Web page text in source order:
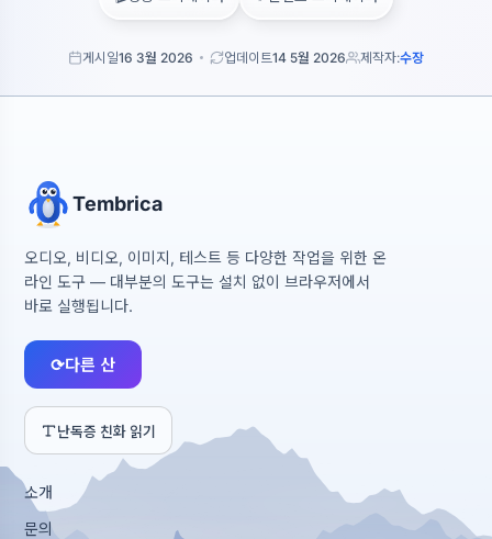
게시일16 3월 2026 업데이트14 5월 2026 제작자:수장
Tembrica
오디오, 비디오, 이미지, 테스트 등 다양한 작업을 위한 온
라인 도구 — 대부분의 도구는 설치 없이 브라우저에서
바로 실행됩니다.
⟳다른 산
난독증 친화 읽기
소개
문의